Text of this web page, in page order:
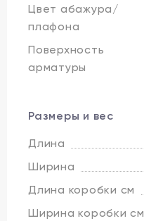
Цвет абажура/
плафона
Поверхность
арматуры
Размеры и вес
Длина
Ширина
Длина коробки см
Ширина коробки см